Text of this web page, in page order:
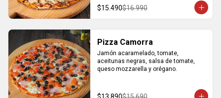
$15.490$16.990
Pizza Camorra
Jamón acaramelado, tomate,
aceitunas negras, salsa de tomate,
queso mozzarella y orégano.